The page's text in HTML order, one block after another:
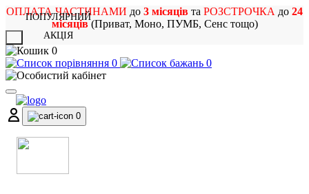
ОПЛАТА ЧАСТИНАМИ до 3 місяців та РОЗСТРОЧКА до 24
місяців(Приват, Моно, ПУМБ, Сенс тощо)
0
0
0
0
ПОПУЛЯРНИЙ
АКЦІЯ